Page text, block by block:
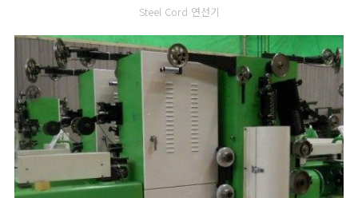
Steel Cord 연선기